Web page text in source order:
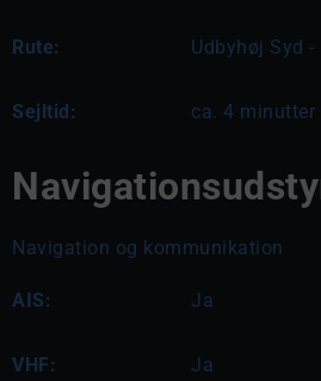
Rute: Udbyhøj Syd
Sejltid: ca. 4 minutter
Navigation og kommunikation
AIS: Ja
VHF: Ja